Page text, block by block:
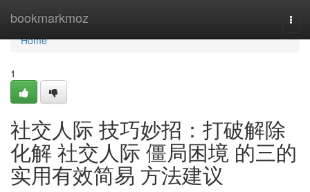
bookmarkmoz
Home
Home
1
社交人际 技巧妙招：打破解除
化解 社交人际 僵局困境 的三的
实用有效简易 方法建议